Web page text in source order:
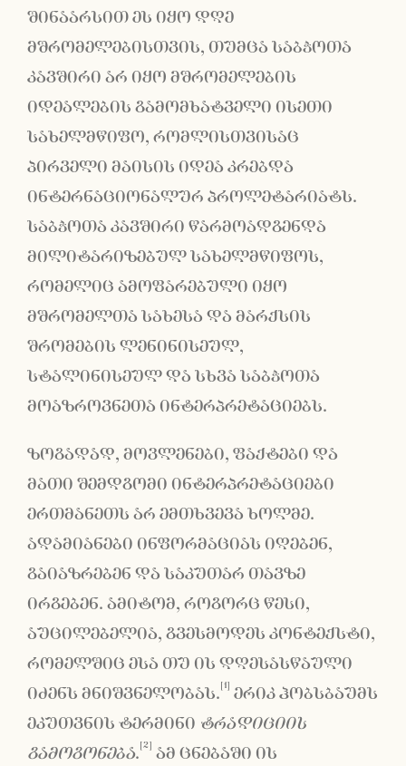
შინაარსით ეს იყო დღე
მშრომელებისთვის, თუმცა საბჭოთა
კავშირი არ იყო მშრომელების
იდეალების გამომხატველი ისეთი
სახელმწიფო, რომლისთვისაც
პირველი მაისის იდეა კრებდა
ინტერნაციონალურ პროლეტარიატს.
საბჭოთა კავშირი წარმოადგენდა
მილიტარიზებულ სახელმწიფოს,
რომელიც ამოფარებული იყო
მშრომელთა სახესა და მარქსის
შრომების ლენინისეულ,
სტალინისეულ და სხვა საბჭოთა
მოაზროვნეთა ინტერპრეტაციებს.
ზოგადად, მოვლენები, ფაქტები და
მათი შემდგომი ინტერპრეტაციები
ერთმანეთს არ ემთხვევა ხოლმე.
ადამიანები ინფორმაციას იღებენ,
გაიაზრებენ და საკუთარ თავზე
ირგებენ. ამიტომ, როგორც წესი,
აუცილებელია, გვესმოდეს კონტექსტი,
რომელშიც ესა თუ ის დღესასწაული
იძენს მნიშვნელობას. [1] ერიკ ჰობსბაუმს
ეკუთვნის ტერმინი ტრადიციის
გამოგონება. [2] ამ ცნებაში ის